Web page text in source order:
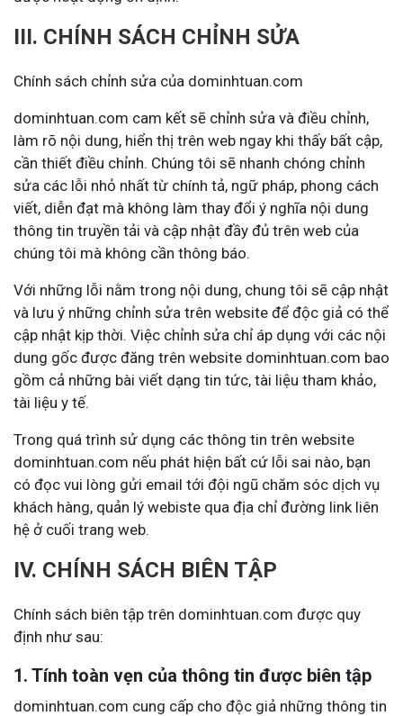
III. CHÍNH SÁCH CHỈNH SỬA
Chính sách chỉnh sửa của dominhtuan.com
dominhtuan.com cam kết sẽ chỉnh sửa và điều chỉnh,
làm rõ nội dung, hiển thị trên web ngay khi thấy bất cập,
cần thiết điều chỉnh. Chúng tôi sẽ nhanh chóng chỉnh
sửa các lỗi nhỏ nhất từ chính tả, ngữ pháp, phong cách
viết, diễn đạt mà không làm thay đổi ý nghĩa nội dung
thông tin truyền tải và cập nhật đầy đủ trên web của
chúng tôi mà không cần thông báo.
Với những lỗi nằm trong nội dung, chung tôi sẽ cập nhật
và lưu ý những chỉnh sửa trên website để độc giả có thể
cập nhật kịp thời. Việc chỉnh sửa chỉ áp dụng với các nội
dung gốc được đăng trên website dominhtuan.com bao
gồm cả những bài viết dạng tin tức, tài liệu tham khảo,
tài liệu y tế.
Trong quá trình sử dụng các thông tin trên website
dominhtuan.com nếu phát hiện bất cứ lỗi sai nào, bạn
có đọc vui lòng gửi email tới đội ngũ chăm sóc dịch vụ
khách hàng, quản lý webiste qua địa chỉ đường link liên
hệ ở cuối trang web.
IV. CHÍNH SÁCH BIÊN TẬP
Chính sách biên tập trên dominhtuan.com được quy
định như sau:
1. Tính toàn vẹn của thông tin được biên tập
dominhtuan.com cung cấp cho độc giả những thông tin